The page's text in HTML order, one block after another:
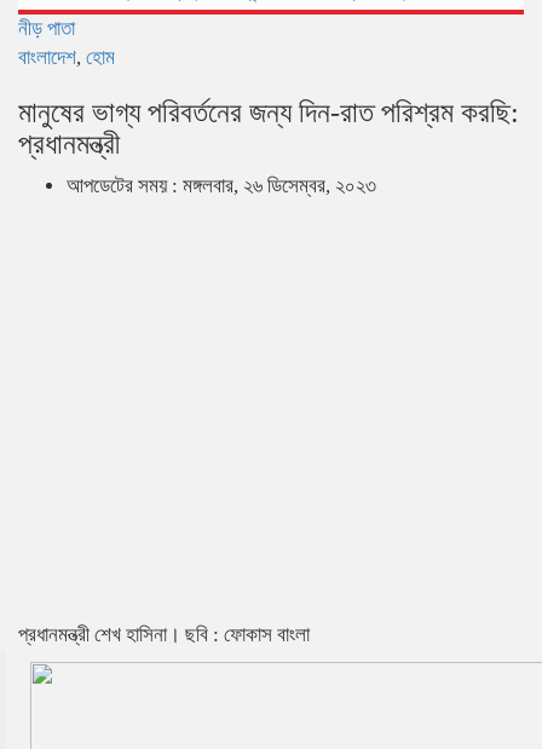
নীড় পাতা
বাংলাদেশ, হোম
মানুষের ভাগ্য পরিবর্তনের জন্য দিন-রাত পরিশ্রম করছি:
প্রধানমন্ত্রী
আপডেটের সময় : মঙ্গলবার, ২৬ ডিসেম্বর, ২০২৩
প্রধানমন্ত্রী শেখ হাসিনা। ছবি : ফোকাস বাংলা